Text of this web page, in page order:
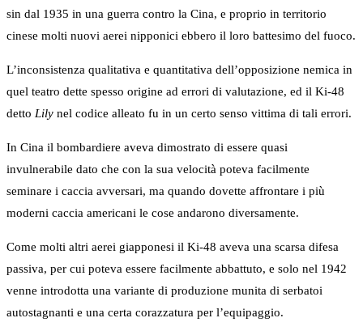
sin dal 1935 in una guerra contro la Cina, e proprio in territorio
cinese molti nuovi aerei nipponici ebbero il loro battesimo del fuoco.
L’inconsistenza qualitativa e quantitativa dell’opposizione nemica in
quel teatro dette spesso origine ad errori di valutazione, ed il Ki-48
detto Lily nel codice alleato fu in un certo senso vittima di tali errori.
In Cina il bombardiere aveva dimostrato di essere quasi
invulnerabile dato che con la sua velocità poteva facilmente
seminare i caccia avversari, ma quando dovette affrontare i più
moderni caccia americani le cose andarono diversamente.
Come molti altri aerei giapponesi il Ki-48 aveva una scarsa difesa
passiva, per cui poteva essere facilmente abbattuto, e solo nel 1942
venne introdotta una variante di produzione munita di serbatoi
autostagnanti e una certa corazzatura per l’equipaggio.